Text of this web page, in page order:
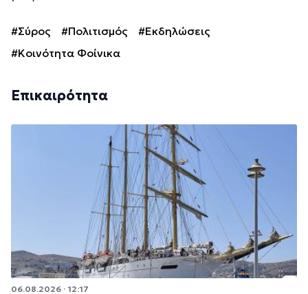
#Σύρος #Πολιτισμός
#Εκδηλώσεις
#Κοινότητα Φοίνικα
Επικαιρότητα
06.08.2026 · 12:17